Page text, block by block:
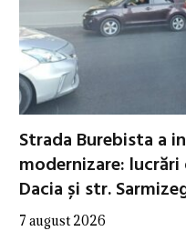
Strada Burebista a
modernizare:
Dacia și str.
7 august 2026